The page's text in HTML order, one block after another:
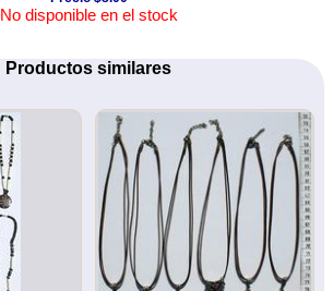
No disponible en el stock
Productos similares